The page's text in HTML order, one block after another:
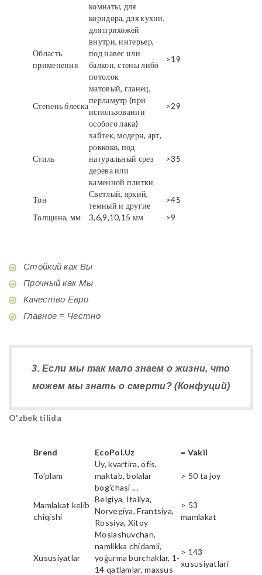
комнаты, для
коридора, для кухни,
для прихожей
Область
применения
внутри, интерьер,
под навес или
балкон, стены либо
потолок
>19
Степень блеска
матовый, гланец,
перламутр (при
использовании
особого лака)
>29
Стиль
хайтек, модерн, арт,
роккоко, под
натуральный срез
дерева или
каменной плитки
>35
Тон
Светлый, яркий,
темный и другие
>45
Толщина, мм
3,6,9,10,15 мм >9
Стойкий как Вы
Прочный как Мы
Качество Евро
Главное = Честно
3. Если мы так мало знаем о жизни, что
можем мы знать о смерти? (Конфуций)
O'zbek tilida
Brend EcoPol.Uz = Vakil
To'plam
Uy, kvartira, ofis,
maktab, bolalar
bog'chasi ...
> 50 ta joy
Mamlakat kelib
chiqishi
Belgiya, Italiya,
Norvegiya, Frantsiya,
Rossiya, Xitoy
> 53
mamlakat
Xususiyatlar
Moslashuvchan,
namlikka chidamli,
yoğurma burchaklar, 1-
14 qatlamlar, maxsus
> 143
xususiyatlari